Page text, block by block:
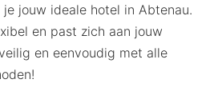
jouw ideale hotel in Abtenau.
en past zich aan jouw
en eenvoudig met alle